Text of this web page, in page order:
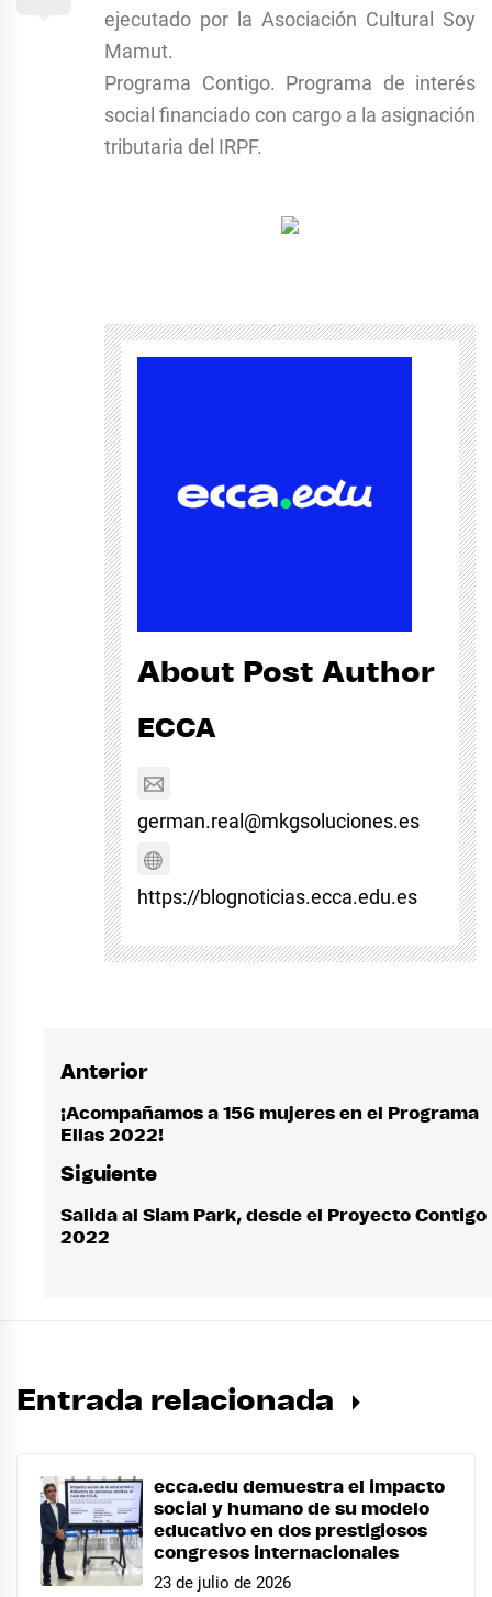
ejecutado por la Asociación Cultural Soy
Mamut.
Programa Contigo. Programa de interés
social financiado con cargo a la asignación
tributaria del IRPF.
About Post Author
ECCA
german.real@mkgsoluciones.es
https://blognoticias.ecca.edu.es
Navegación
de
Anterior
Entrada
anterior:
¡Acompañamos a 156 mujeres en el Programa
Ellas 2022!
Siguiente
Entrada
siguiente:
Salida al Siam Park, desde el Proyecto Contigo
2022
Entrada relacionada
ecca.edu demuestra el impacto
social y humano de su modelo
educativo en dos prestigiosos
congresos internacionales
23 de julio de 2026